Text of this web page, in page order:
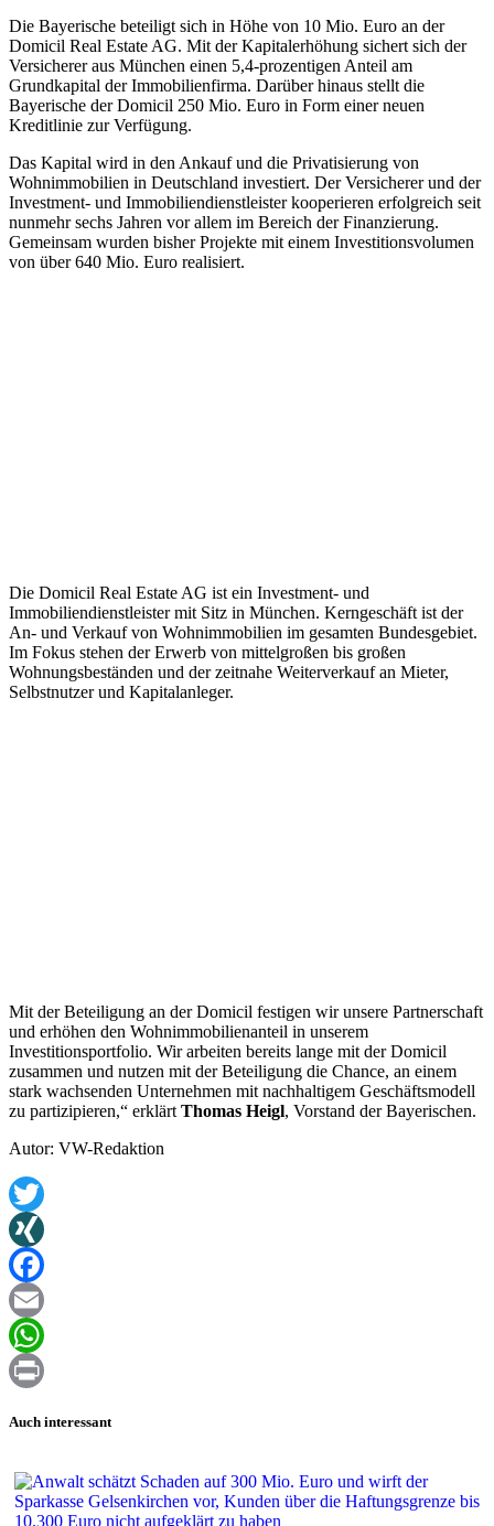
Die Bayerische beteiligt sich in Höhe von 10 Mio. Euro an der
Domicil Real Estate AG. Mit der Kapitalerhöhung sichert sich der
Versicherer aus München einen 5,4-prozentigen Anteil am
Grundkapital der Immobilienfirma. Darüber hinaus stellt die
Bayerische der Domicil 250 Mio. Euro in Form einer neuen
Kreditlinie zur Verfügung.
Das Kapital wird in den Ankauf und die Privatisierung von
Wohnimmobilien in Deutschland investiert. Der Versicherer und der
Investment- und Immobiliendienstleister kooperieren erfolgreich seit
nunmehr sechs Jahren vor allem im Bereich der Finanzierung.
Gemeinsam wurden bisher Projekte mit einem Investitionsvolumen
von über 640 Mio. Euro realisiert.
Die Domicil Real Estate AG ist ein Investment- und
Immobiliendienstleister mit Sitz in München. Kerngeschäft ist der
An- und Verkauf von Wohnimmobilien im gesamten Bundesgebiet.
Im Fokus stehen der Erwerb von mittelgroßen bis großen
Wohnungsbeständen und der zeitnahe Weiterverkauf an Mieter,
Selbstnutzer und Kapitalanleger.
Mit der Beteiligung an der Domicil festigen wir unsere Partnerschaft
und erhöhen den Wohnimmobilienanteil in unserem
Investitionsportfolio. Wir arbeiten bereits lange mit der Domicil
zusammen und nutzen mit der Beteiligung die Chance, an einem
stark wachsenden Unternehmen mit nachhaltigem Geschäftsmodell
zu partizipieren,“ erklärtThomas Heigl, Vorstand der Bayerischen.
Autor: VW-Redaktion
Twitter
XING
Facebook
Email
WhatsApp
Auch interessant